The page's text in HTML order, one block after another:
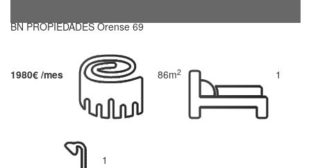
BN PROPIEDADES Orense 69
1980€ /mes 86m2 1
1